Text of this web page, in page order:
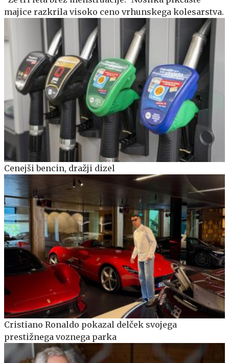
majice razkrila visoko ceno vrhunskega kolesarstva.
Cenejši bencin, dražji dizel
Cristiano Ronaldo pokazal delček svojega
prestižnega voznega parka